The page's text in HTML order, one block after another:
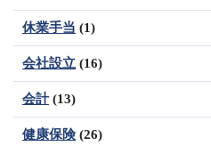
休業手当 (1)
会社設立 (16)
会計(13)
健康保険(26)